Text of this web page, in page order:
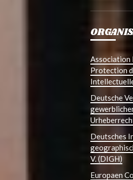
Association
Protection
Deutsche
Deutsches
V. (DIGH)
Europaen